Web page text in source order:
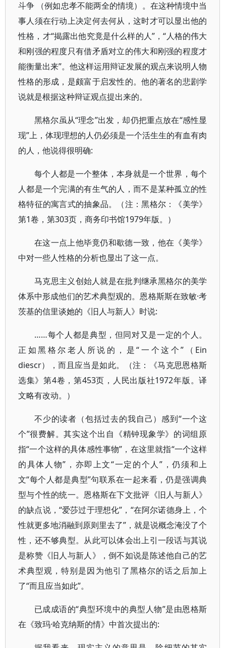
斗争 （例如忠孝不能两全的情境）。在这种情境中当
事人须在行动上决定何去何从，这时才可以显出他的
性格，才“揭露出他究竟是什么样的人”，“人格的伟大
和刚强的程度只有借矛盾对立的伟大和刚强的程度才
能衡量出来”。他这样运用辩证发展的观点来说明人物
性格的形成，是颇富于启发性的。他的著名的悲剧学
说就是根据这种辩证观点提出来的。
黑格尔虽从“理念”出发，却仍把重点放在“感性显
现”上，体现理想的人仍必须是一个活生生的有血有肉
的人，他说得很明确:
每个人都是一个整体，本身就是一个世界，每个
人都是一个完满的有生气的人，而不是某种孤立的性
格特征的寓言式的抽象品。（注：黑格尔：《美学》
第1卷，第303页，商务印书馆1979年版。）
在这一点上他毕竟仍和歇德一致，他在《美学》
中对一些人性格的分析也显出了这一点。
马克思主义创始人就是在批判继承黑格尔的美学
体系中形成他们的艺术典型观的。恩格斯斯在致敏·考
茨基的信里谈她的《旧人与新人》时说:
……每个人都是典型，但同对又是一定的个人。
正如黑格尔老人所说的，是“一个这个”（Ein
diescr），而且应当是如此。（注：《马克思恩格斯
选集》第4卷，第453页，人民出版社1972年版。译
文略有改动。）
不少的读者（包括过去的我自己）感到“一个这
个”很费解。其实这个出自《精钟现象学》的词组原
指“一个这样的具体感性事物”，在这里就指“一个这样
的具体人物”，亦即上文“一定的个人”，仍须和上
文“每个人都是典型”句联系在一起来看，仍是强调典
型与个性的统一。恩格斯在下文批评《旧人与新人》
的缺点说，“爱莎过于理想化”，“在阿尔诺德身上，个
性就更多地消融到原则里去了”，就是说概念淹没了个
性，还不够典型。从此可以体会出上引一段话与其说
是称赞《旧人与新人》，倒不如说是陈述他自己的艺
术典型观，特别是因为他引了黑格尔的话之后加上
了“而且应当如此”。
已成成语的“典型环境中的典型人物”是由恩格斯
在《致玛·哈克纳斯的情》中首次提出的: